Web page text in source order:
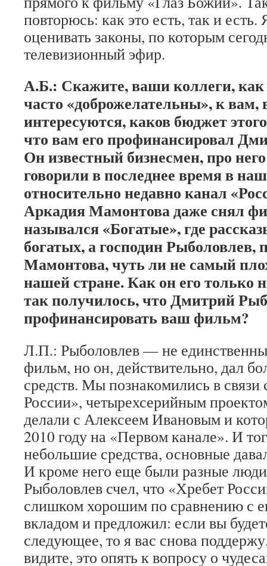
повторюсь: как это есть, так и есть.
оценивать законы, по которым
телевизионный эфир.
А.Б.: Скажите, ваши коллеги, как
часто «доброжелательны», к вам,
интересуются, каков бюджет
что вам его профинансировал
Он известный бизнесмен, про
говорили в последнее время в
относительно недавно канал
Аркадия Мамонтова даже снял
назывался «Богатые», где
богатых, а господин Рыболовлев,
Мамонтова, чуть ли не самый
нашей стране. Как он его
так получилось, что Дмитрий
профинансировать ваш фильм?
Л.П.: Рыболовлев — не
фильм, но он, действительно, дал
средств. Мы познакомились в
России», четырехсерийным
делали с Алексеем Ивановым и
2010 году на «Первом канале». И
небольшие средства, основные
И кроме него еще были разные
Рыболовлев счел, что «Хребет
слишком хорошим по сравнению с
вкладом и предложил: если вы
следующее, то я вас снова
видите, это опять к вопросу о